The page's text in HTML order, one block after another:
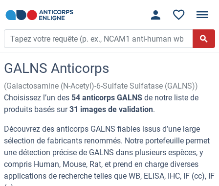
GALNS Anticorps
(Galactosamine (N-Acetyl)-6-Sulfate Sulfatase (GALNS))
Choisissez l’un des 54 anticorps GALNS de notre liste de
produits basés sur31 images de validation.
Découvrez des anticorps GALNS fiables issus d’une large
sélection de fabricants renommés. Notre portefeuille permet
une détection précise de GALNS dans plusieurs espèces, y
compris Human, Mouse, Rat, et prend en charge diverses
applications de recherche telles que WB, ELISA, IHC, IF (cc), IF